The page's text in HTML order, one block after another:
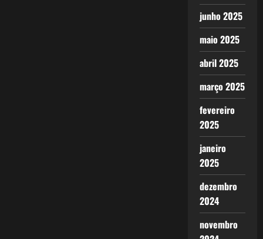
junho 2025
maio 2025
abril 2025
março 2025
fevereiro
2025
janeiro
2025
dezembro
2024
novembro